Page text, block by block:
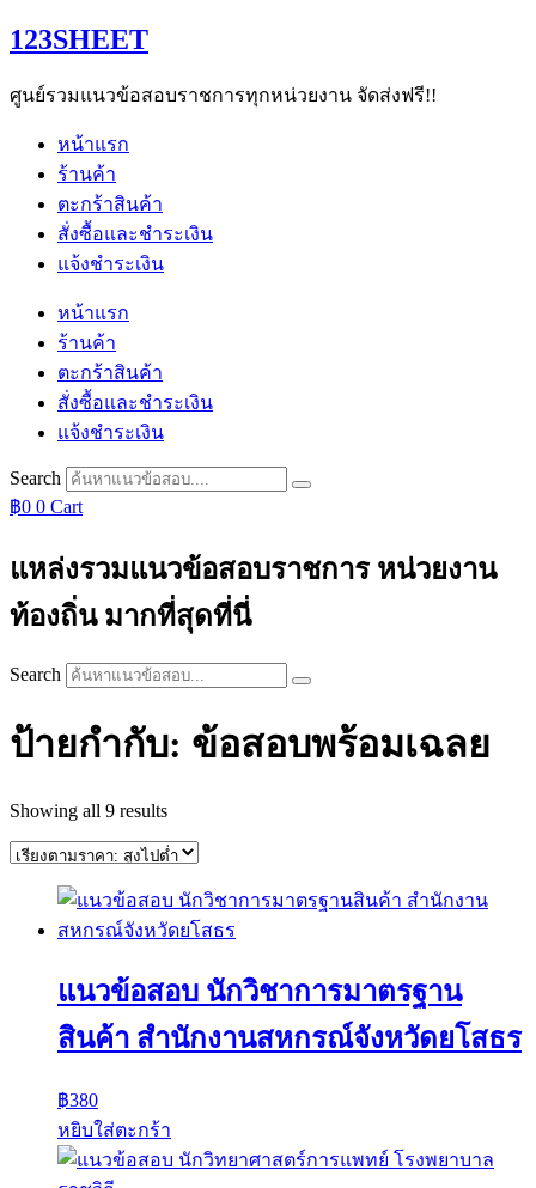
Skip
to
123SHEET
ศูนย์รวมแนวข้อสอบราชการทุกหน่วยงาน จัดส่งฟรี!!
หน้าแรก
ร้านค้า
ตะกร้าสินค้า
สั่งซื้อและชำระเงิน
แจ้งชำระเงิน
หน้าแรก
ร้านค้า
ตะกร้าสินค้า
สั่งซื้อและชำระเงิน
แจ้งชำระเงิน
Search
฿0 0 Cart
แหล่งรวมแนวข้อสอบราชการ หน่วยงาน
ท้องถิ่น มากที่สุดที่นี่
Search
ป้ายกำกับ: ข้อสอบพร้อมเฉลย
Showing all 9 resultsSorted
price:
to
low
แนวข้อสอบ นักวิชาการมาตรฐาน
สินค้า สํานักงานสหกรณ์จังหวัดยโสธร
฿380
หยิบใส่ตะกร้า